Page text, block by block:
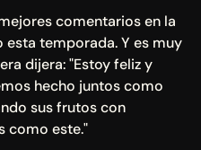
comentarios en la
temporada. Y es muy
dijera: "Estoy feliz y
hecho juntos como
sus frutos con
como este."